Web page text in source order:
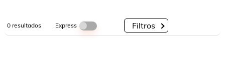
0resultados Express Filtros